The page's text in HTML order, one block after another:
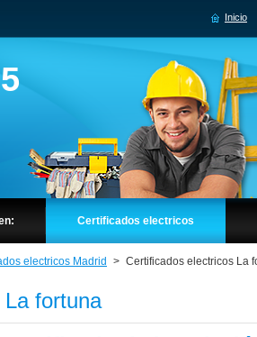
Certificados electricos
electricos Madrid > Certificados electricos La
fortuna
Inicio